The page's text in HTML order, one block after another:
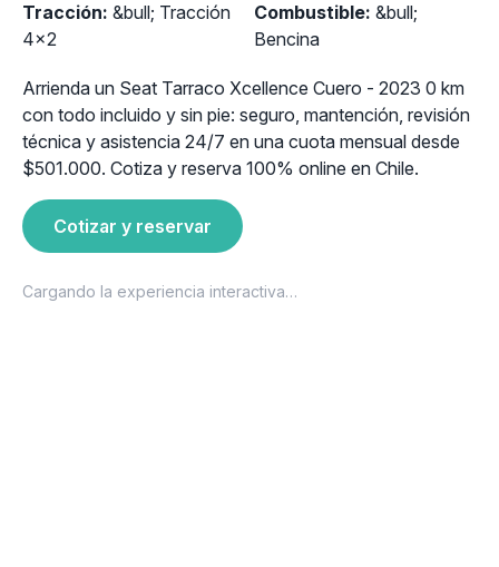
Tracción: &bull; Tracción
4x2
Combustible: &bull;
Bencina
Arrienda un Seat Tarraco Xcellence Cuero - 2023 0 km
con todo incluido y sin pie: seguro, mantención, revisión
técnica y asistencia 24/7 en una cuota mensual desde
$501.000. Cotiza y reserva 100% online en Chile.
Cotizar y reservar
Cargando la experiencia interactiva…